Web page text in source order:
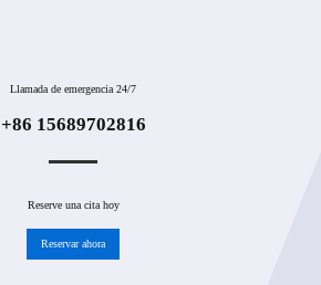
Llamada de emergencia 24/7
+86 15689702816
Reserve una cita hoy
Reservar ahora